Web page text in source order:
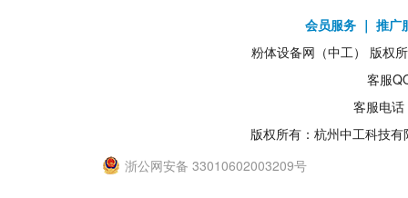
会员服务 ｜ 推广
粉体设备网（中工） 版权
客服
客服电
版权所有：杭州中工科技
浙公网安备 33010602003209号